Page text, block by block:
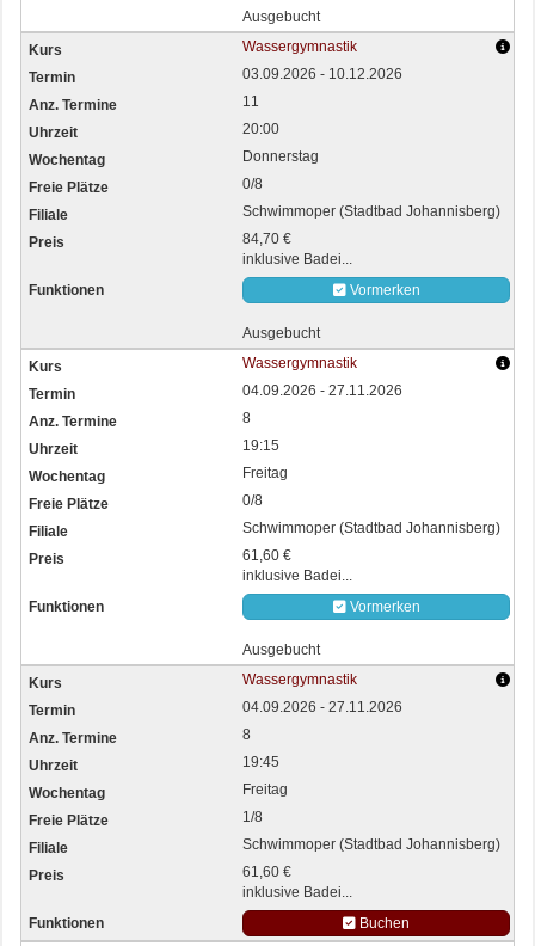
Ausgebucht
Wassergymnastik
03.09.2026 - 10.12.2026
11
20:00
Donnerstag
0/8
Schwimmoper (Stadtbad Johannisberg)
84,70 €
inklusive Badei...
Vormerken
Ausgebucht
Wassergymnastik
04.09.2026 - 27.11.2026
8
19:15
Freitag
0/8
Schwimmoper (Stadtbad Johannisberg)
61,60 €
inklusive Badei...
Vormerken
Ausgebucht
Wassergymnastik
04.09.2026 - 27.11.2026
8
19:45
Freitag
1/8
Schwimmoper (Stadtbad Johannisberg)
61,60 €
inklusive Badei...
Buchen